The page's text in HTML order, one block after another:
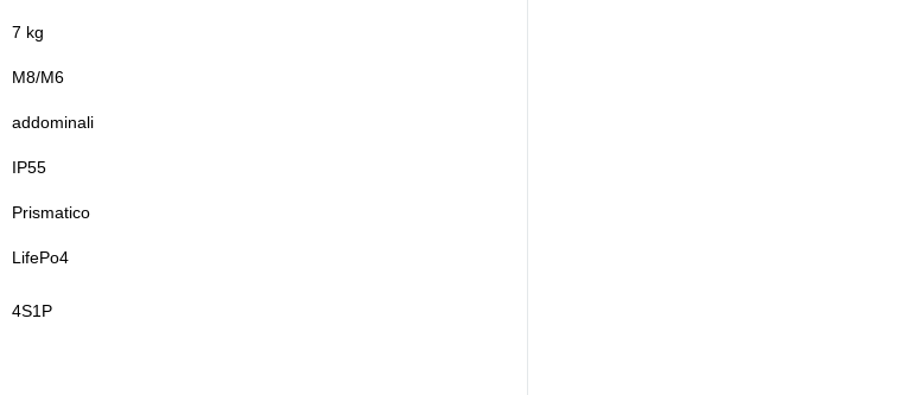
7 kg
M8/M6
addominali
IP55
Prismatico
LifePo4
4S1P